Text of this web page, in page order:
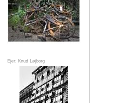
Ejer: Knud Løjborg